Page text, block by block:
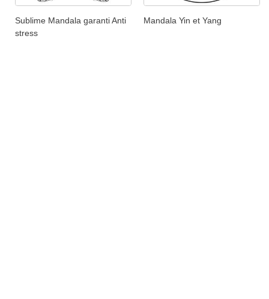
Sublime Mandala garanti Anti
stress
Mandala Yin et Yang